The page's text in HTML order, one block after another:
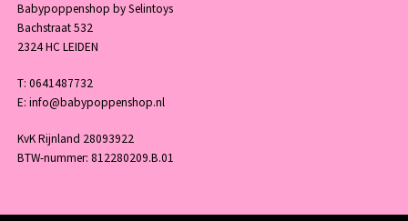
Babypoppenshop by Selintoys
Bachstraat 532
2324 HC LEIDEN
T: 0641487732
E: info@babypoppenshop.nl
KvK Rijnland 28093922
BTW-nummer: 812280209.B.01